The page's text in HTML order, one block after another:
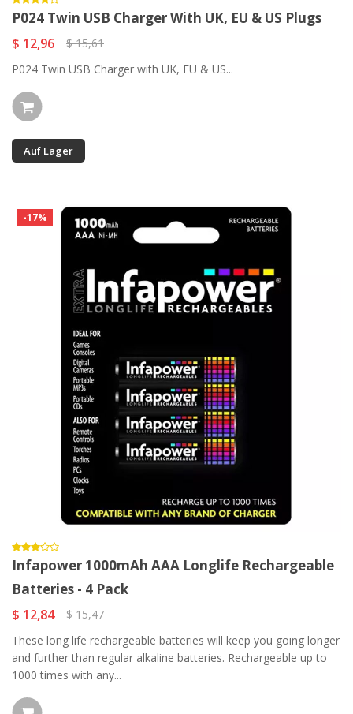
P024 Twin USB Charger With UK, EU & US Plugs
$ 12,96
$ 15,61
P024 Twin USB Charger with UK, EU & US...
Auf Lager
-17%
Infapower 1000mAh AAA Longlife Rechargeable
Batteries - 4 Pack
$ 12,84
$ 15,47
These long life rechargeable batteries will keep you going longer
and further than regular alkaline batteries. Rechargeable up to
1000 times with any...